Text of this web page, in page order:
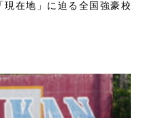
在地」に迫る全国強豪校